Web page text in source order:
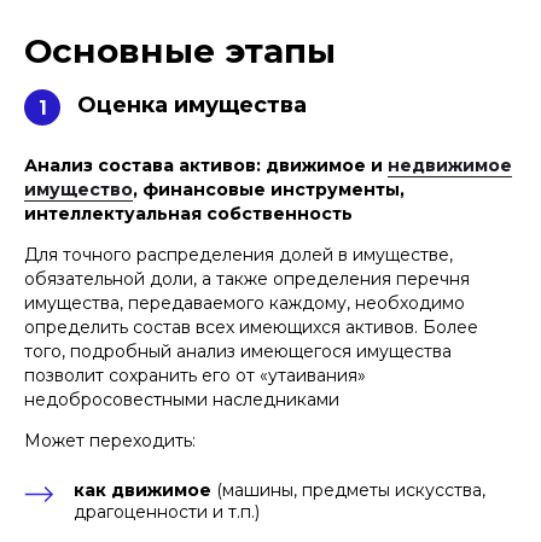
Основные этапы
1 Оценка имущества
Анализ состава активов: движимое и недвижимое
имущество, финансовые инструменты,
интеллектуальная собственность
Для точного распределения долей в имуществе,
обязательной доли, а также определения перечня
имущества, передаваемого каждому, необходимо
определить состав всех имеющихся активов. Более
того, подробный анализ имеющегося имущества
позволит сохранить его от «утаивания»
недобросовестными наследниками
Может переходить:
как движимое (машины, предметы искусства,
драгоценности и т.п.)